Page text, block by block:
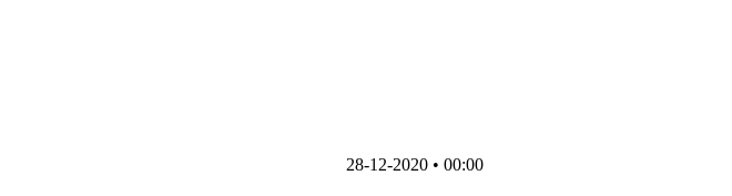
28-12-2020 • 00:00